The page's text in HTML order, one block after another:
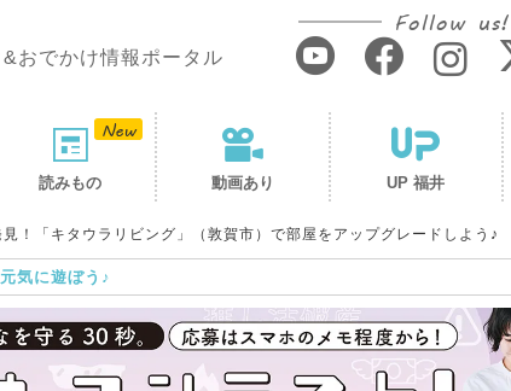
おでかけ情報ポータル
Follow us!
読みもの 動画あり UP 福井
！「キタウラリビング」（敦賀市）で部屋をアップグレードしよう♪
気に遊ぼう♪